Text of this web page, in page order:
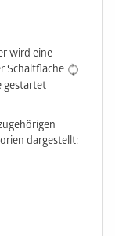
wird eine
Schaltfläche
gestartet
dargestellt: